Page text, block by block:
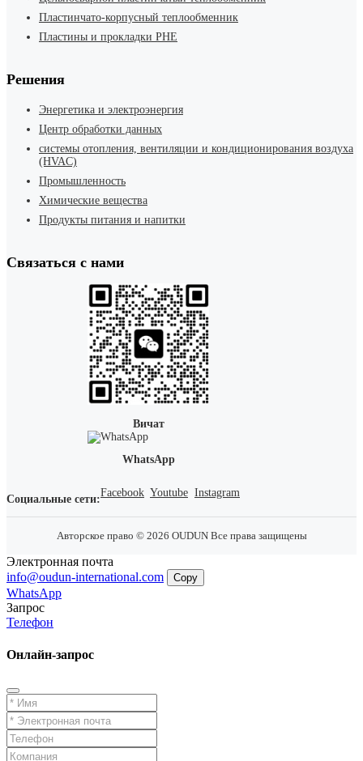
Пластинчато-корпусный теплообменник
Пластины и прокладки PHE
Решения
Энергетика и электроэнергия
Центр обработки данных
системы отопления, вентиляции и кондиционирования воздуха
(HVAC)
Промышленность
Химические вещества
Продукты питания и напитки
Связаться с нами
Вичат
WhatsApp
Социальные сети:Facebook Youtube Instagram
Авторское право © 2026 OUDUN Все права защищены
Электронная почта
info@oudun-international.com
Copy
WhatsApp
Запрос
Телефон
Онлайн-запрос